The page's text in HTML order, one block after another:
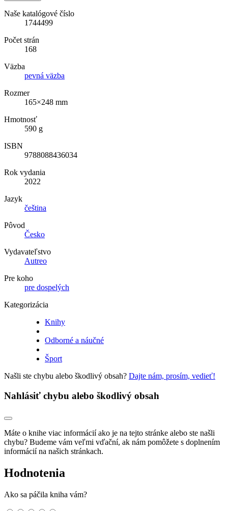
Naše katalógové číslo
1744499
Počet strán
168
Väzba
pevná väzba
Rozmer
165×248 mm
Hmotnosť
590 g
ISBN
9788088436034
Rok vydania
2022
Jazyk
čeština
Pôvod
Česko
Vydavateľstvo
Autreo
Pre koho
pre dospelých
Kategorizácia
Knihy
Odborné a náučné
Šport
Našli ste chybu alebo škodlivý obsah? Dajte nám, prosím, vedieť!
Nahlásiť chybu alebo škodlivý obsah
Máte o knihe viac informácií ako je na tejto stránke alebo ste našli
chybu? Budeme vám veľmi vďační, ak nám pomôžete s doplnením
informácií na našich stránkach.
Hodnotenia
Ako sa páčila kniha vám?